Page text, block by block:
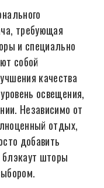
требующая
и специально
собой
качества
освещения,
Независимо от
отдых,
добавить
шторы